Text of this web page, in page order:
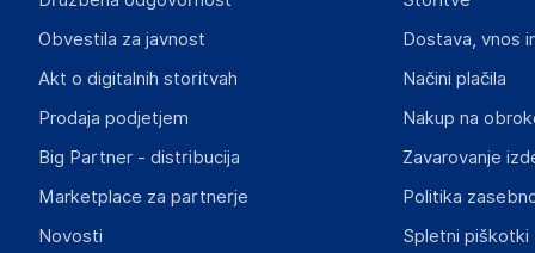
REG 23010, 08028 Barcelona
Spain
Slike o varnosti izdelka
Slike o varnosti izdelka vsebujejo opozorila na embalaži
Obvestila za javnost
Akt o digitalnih storitvah
Prodaja podjetjem
Big Partner - distribucija
Marketplace za partnerje
Novosti
Dostava, vnos
Načini plačila
Nakup na
Zavarovanje
Politika
Spletni piškotki